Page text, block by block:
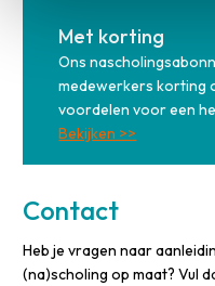
Met korting
Ons
medewerkers korting
voordelen voor een
Bekijken >>
Contact
Heb je vragen naar
(na)scholing op maat? Vul